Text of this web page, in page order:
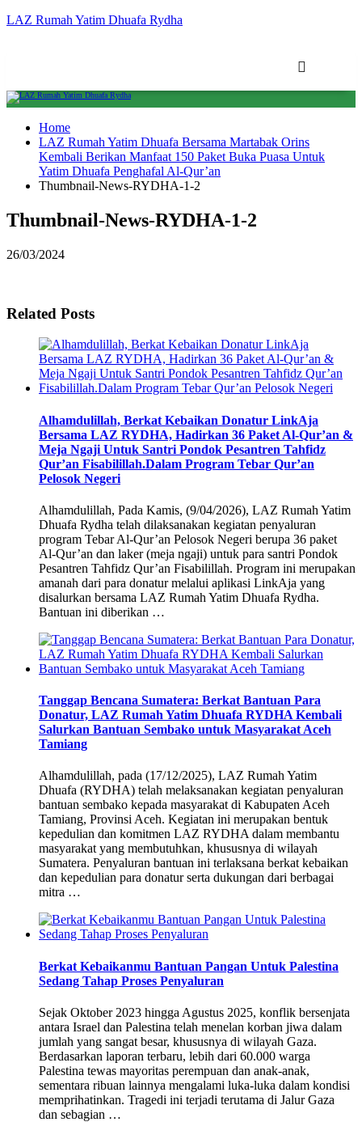
LAZ Rumah Yatim Dhuafa Rydha
Home
LAZ Rumah Yatim Dhuafa Bersama Martabak Orins
Kembali Berikan Manfaat 150 Paket Buka Puasa Untuk
Yatim Dhuafa Penghafal Al-Qur’an
Thumbnail-News-RYDHA-1-2
Thumbnail-News-RYDHA-1-2
26/03/2024
Related Posts
Alhamdulillah, Berkat Kebaikan Donatur LinkAja
Bersama LAZ RYDHA, Hadirkan 36 Paket Al-Qur’an &
Meja Ngaji Untuk Santri Pondok Pesantren Tahfidz
Qur’an Fisabilillah.Dalam Program Tebar Qur’an
Pelosok Negeri
Alhamdulillah, Pada Kamis, (9/04/2026), LAZ Rumah Yatim
Dhuafa Rydha telah dilaksanakan kegiatan penyaluran
program Tebar Al-Qur’an Pelosok Negeri berupa 36 paket
Al-Qur’an dan laker (meja ngaji) untuk para santri Pondok
Pesantren Tahfidz Qur’an Fisabilillah. Program ini merupakan
amanah dari para donatur melalui aplikasi LinkAja yang
disalurkan bersama LAZ Rumah Yatim Dhuafa Rydha.
Bantuan ini diberikan …
Tanggap Bencana Sumatera: Berkat Bantuan Para
Donatur, LAZ Rumah Yatim Dhuafa RYDHA Kembali
Salurkan Bantuan Sembako untuk Masyarakat Aceh
Tamiang
Alhamdulillah, pada (17/12/2025), LAZ Rumah Yatim
Dhuafa (RYDHA) telah melaksanakan kegiatan penyaluran
bantuan sembako kepada masyarakat di Kabupaten Aceh
Tamiang, Provinsi Aceh. Kegiatan ini merupakan bentuk
kepedulian dan komitmen LAZ RYDHA dalam membantu
masyarakat yang membutuhkan, khususnya di wilayah
Sumatera. Penyaluran bantuan ini terlaksana berkat kebaikan
dan kepedulian para donatur serta dukungan dari berbagai
mitra …
Berkat Kebaikanmu Bantuan Pangan Untuk Palestina
Sedang Tahap Proses Penyaluran
Sejak Oktober 2023 hingga Agustus 2025, konflik bersenjata
antara Israel dan Palestina telah menelan korban jiwa dalam
jumlah yang sangat besar, khususnya di wilayah Gaza.
Berdasarkan laporan terbaru, lebih dari 60.000 warga
Palestina tewas mayoritas perempuan dan anak-anak,
sementara ribuan lainnya mengalami luka-luka dalam kondisi
memprihatinkan. Tragedi ini terjadi terutama di Jalur Gaza
dan sebagian …